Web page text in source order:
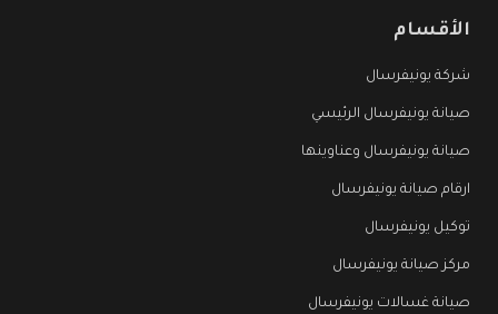
الأقسام
شركة يونيفرسال
صيانة يونيفرسال الرئيسي
صيانة يونيفرسال وعناوينها
ارقام صيانة يونيفرسال
توكيل يونيفرسال
مركز صيانة يونيفرسال
صيانة غسالات يونيفرسال